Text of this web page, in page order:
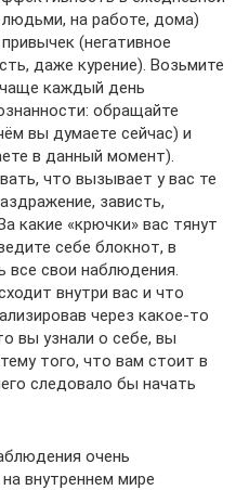
на работе, дома)
(негативное
даже курение). Возьмите
каждый день
обращайте
вы думаете сейчас) и
в данный момент).
что вызывает у вас те
зависть,
какие «крючки» вас тянут
себе блокнот, в
все свои наблюдения.
внутри вас и что
через какое-то
вы узнали о себе, вы
того, что вам стоит в
следовало бы начать
очень
внутреннем мире